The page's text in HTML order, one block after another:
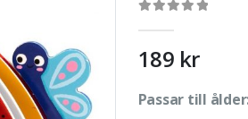
189 kr
Passar till